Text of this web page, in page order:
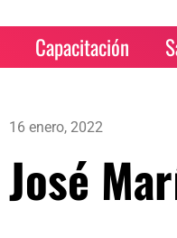
Capacitación
16 enero, 2022
José